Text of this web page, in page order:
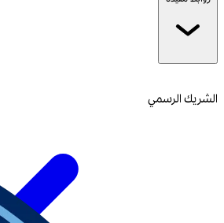
الشريك الرسمي